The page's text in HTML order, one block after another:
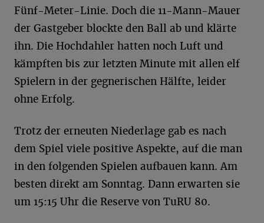
Fünf-Meter-Linie. Doch die 11-Mann-Mauer
der Gastgeber blockte den Ball ab und klärte
ihn. Die Hochdahler hatten noch Luft und
kämpften bis zur letzten Minute mit allen elf
Spielern in der gegnerischen Hälfte, leider
ohne Erfolg.
Trotz der erneuten Niederlage gab es nach
dem Spiel viele positive Aspekte, auf die man
in den folgenden Spielen aufbauen kann. Am
besten direkt am Sonntag. Dann erwarten sie
um 15:15 Uhr die Reserve von TuRU 80.